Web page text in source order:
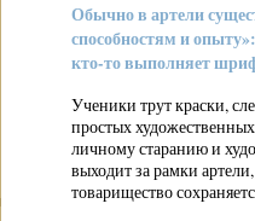
Обычно в артели
способностям и
кто-то выполняет
Ученики трут краски,
простых
личному старанию и
выходит за рамки
товарищество